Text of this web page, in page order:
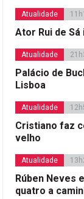
Atualidade
Ator Rui de
Atualidade
Palácio de
Lisboa
Atualidade
Cristiano faz
velho
Atualidade
Rúben Neves
quatro a